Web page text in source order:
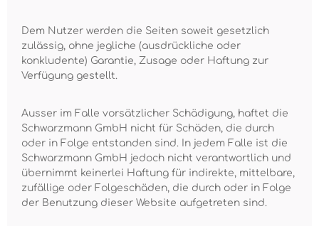
Dem Nutzer werden die Seiten soweit gesetzlich
zulässig, ohne jegliche (ausdrückliche oder
konkludente) Garantie, Zusage oder Haftung zur
Verfügung gestellt.
Ausser im Falle vorsätzlicher Schädigung, haftet die
Schwarzmann GmbH nicht für Schäden, die durch
oder in Folge entstanden sind. In jedem Falle ist die
Schwarzmann GmbH jedoch nicht verantwortlich und
übernimmt keinerlei Haftung für indirekte, mittelbare,
zufällige oder Folgeschäden, die durch oder in Folge
der Benutzung dieser Website aufgetreten sind.